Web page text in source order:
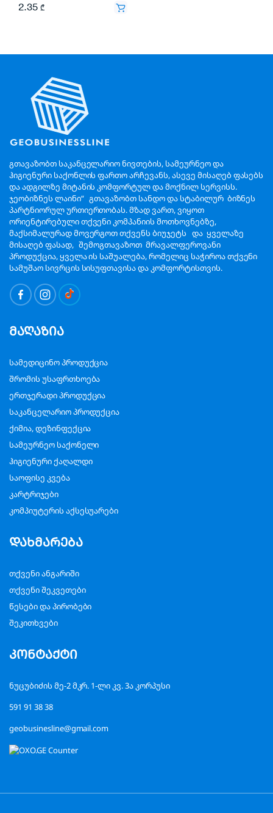
2.35 ₾
გთავაზობთ საკანცელარიო ნივთების, სამეურნეო და
ჰიგიენური საქონლის ფართო არჩევანს, ასევე მისაღებ ფასებს
და ადგილზე მიტანის კომფორტულ და მოქნილ სერვისს.
ჯეობიზნეს ლაინი“ გთავაზობთ სანდო და სტაბილურ ბიზნეს
პარტნიორულ ურთიერთობას. მზად ვართ, ვიყოთ
ორიენტირებული თქვენი კომპანიის მოთხოვნებზე,
მაქსიმალურად მოვერგოთ თქვენს ბიუჯეტს და ყველაზე
მისაღებ ფასად, შემოგთავაზოთ მრავალფეროვანი
პროდუქცია, ყველა ის საშუალება, რომელიც საჭიროა თქვენი
სამუშაო სივრცის სისუფთავისა და კომფორტისთვის.
მაღაზია
სამედიცინო პროდუქცია
შრომის უსაფრთხოება
ერთჯერადი პროდუქცია
საკანცელარიო პროდუქცია
ქიმია, დეზინფექცია
სამეურნეო საქონელი
ჰიგიენური ქაღალდი
საოფისე კვება
კარტრიჯები
კომპიუტერის აქსესუარები
დახმარება
თქვენი ანგარიში
თქვენი შეკვეთები
წესები და პირობები
შეკითხვები
კონტაქტი
ნუცუბიძის მე-2 მკრ. 1-ლი კვ. 3ა კორპუსი
591 91 38 38
geobusinesline@gmail.com